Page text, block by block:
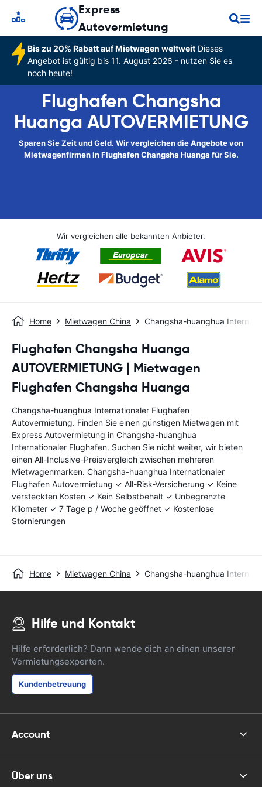
Express
Autovermietung
Bis zu 20% Rabatt auf Mietwagen weltweitDieses
Angebot ist gültig bis 11. August 2026 - nutzen Sie es
noch heute!
Flughafen Changsha
Huanga AUTOVERMIETUNG
Sparen Sie Zeit und Geld. Wir vergleichen die Angebote von
Mietwagenfirmen in Flughafen Changsha Huanga für Sie.
Wir vergleichen alle bekannten Anbieter.
Home Mietwagen China Changsha-huanghua
Flughafen Changsha Huanga
AUTOVERMIETUNG | Mietwagen
Flughafen Changsha Huanga
Changsha-huanghua Internationaler Flughafen
Autovermietung. Finden Sie einen günstigen Mietwagen mit
Express Autovermietung in Changsha-huanghua
Internationaler Flughafen. Suchen Sie nicht weiter, wir bieten
einen All-Inclusive-Preisvergleich zwischen mehreren
Mietwagenmarken. Changsha-huanghua Internationaler
Flughafen Autovermietung ✓ All-Risk-Versicherung ✓ Keine
versteckten Kosten ✓ Kein Selbstbehalt ✓ Unbegrenzte
Kilometer ✓ 7 Tage p / Woche geöffnet ✓ Kostenlose
Stornierungen
Home Mietwagen China Changsha-huanghua
Hilfe und Kontakt
Hilfe erforderlich? Dann wende dich an einen unserer
Vermietungsexperten.
Kundenbetreuung
Account
Über uns